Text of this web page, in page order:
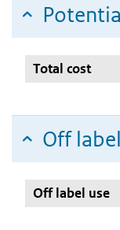
Total cost
Off
Off label use